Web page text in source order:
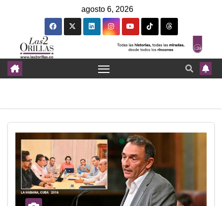
agosto 6, 2026